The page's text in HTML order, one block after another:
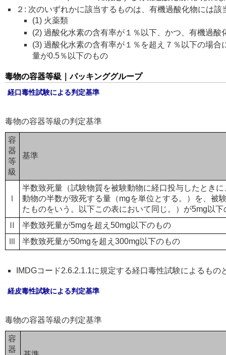
２: 次のいずれかに該当するものは、有機過酸化物には該
(1) 火薬類
(2) 過酸化水素の含有率が１％以下、かつ、有機過
(3) 過酸化水素の含有率が１％を超え７％以下の場
量が0.5％以下のもの
毒物の容器等級｜パッキンググループ
経口毒性試験による判定基準
毒物の容器等級の判定基準
容
器
等
級
基準
Ⅰ
半数致死量（試験物質を被験動物に経口投与したとき
動物の半数が致死する量（mgを単位とする。）を、被
たものをいう。以下この表において同じ。）が5mg以下
Ⅱ
半数致死量が5mgを超え50mg以下のもの
Ⅲ
半数致死量が50mgを超え300mg以下のもの
IMDGコード2.6.2.1.1に規定する経口毒性試験によるもの
経皮毒性試験による判定基準
毒物の容器等級の判定基準
容
器